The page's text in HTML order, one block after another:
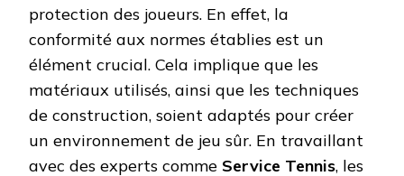
protection des joueurs. En effet, la
conformité aux normes établies est un
élément crucial. Cela implique que les
matériaux utilisés, ainsi que les techniques
de construction, soient adaptés pour créer
un environnement de jeu sûr. En travaillant
avec des experts comme Service Tennis, les